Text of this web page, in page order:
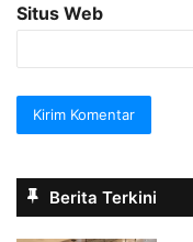
Situs Web
Berita Terkini